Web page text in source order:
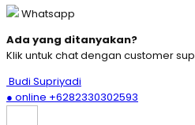
Whatsapp
Ada yang ditanyakan?
Klik untuk chat dengan customer
Budi Supriyadi
● online +6282330302593